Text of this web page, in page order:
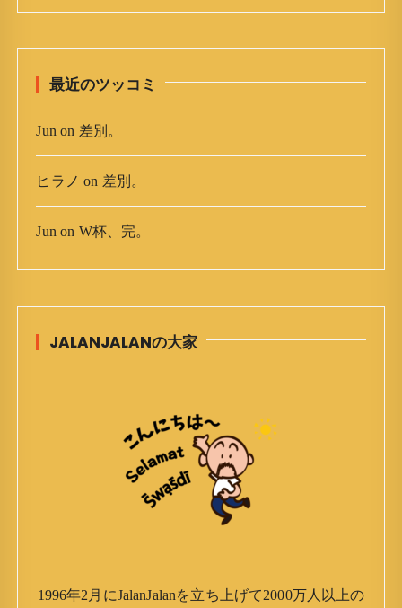
最近のツッコミ
Jun on 差別。
ヒラノ on 差別。
Jun on W杯、完。
JALANJALANの大家
1996年2月にJalanJalanを立ち上げて2000万人以上の